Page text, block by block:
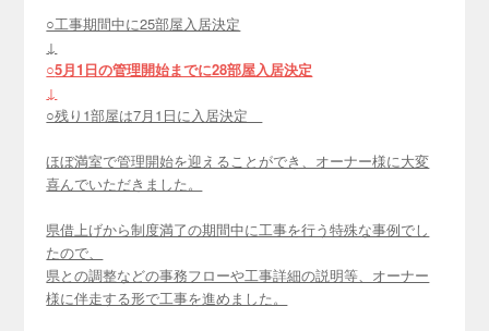
○工事期間中に25部屋入居決定
↓
○5月1日の管理開始までに28部屋入居決定
↓
○残り1部屋は7月1日に入居決定
ほぼ満室で管理開始を迎えることができ、オーナー様に大変
喜んでいただきました。
県借上げから制度満了の期間中に工事を行う特殊な事例でし
たので、
県との調整などの事務フローや工事詳細の説明等、オーナー
様に伴走する形で工事を進めました。